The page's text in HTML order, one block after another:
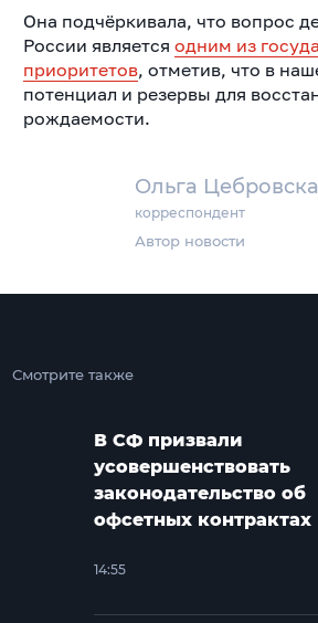
Ольга
корреспондент
Автор новости
Она подчёркивала, что вопрос
России является одним из
приоритетов, отметив, что в
потенциал и резервы для
рождаемости.
Смотрите также
В СФ призвали
усовершенствовать
законодательство об
офсетных контрактах
14:55